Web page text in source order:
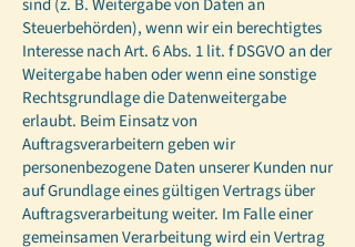
sind (z. B. Weitergabe von Daten an
Steuerbehörden), wenn wir ein berechtigtes
Interesse nach Art. 6 Abs. 1 lit. f DSGVO an der
Weitergabe haben oder wenn eine sonstige
Rechtsgrundlage die Datenweitergabe
erlaubt. Beim Einsatz von
Auftragsverarbeitern geben wir
personenbezogene Daten unserer Kunden nur
auf Grundlage eines gültigen Vertrags über
Auftragsverarbeitung weiter. Im Falle einer
gemeinsamen Verarbeitung wird ein Vertrag